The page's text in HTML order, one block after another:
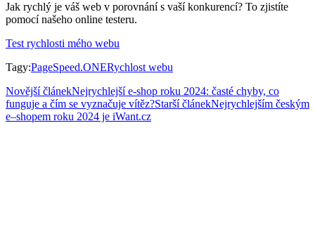
Jak rychlý je váš web v porovnání s vaší konkurencí? To zjistíte
pomocí našeho online testeru.
Test rychlosti mého webu
Tagy:PageSpeed.ONERychlost webu
Novější článekNejrychlejší e-shop roku 2024: časté chyby, co
funguje a čím se vyznačuje vítěz?Starší článekNejrychlejším českým
e–shopem roku 2024 je iWant.cz